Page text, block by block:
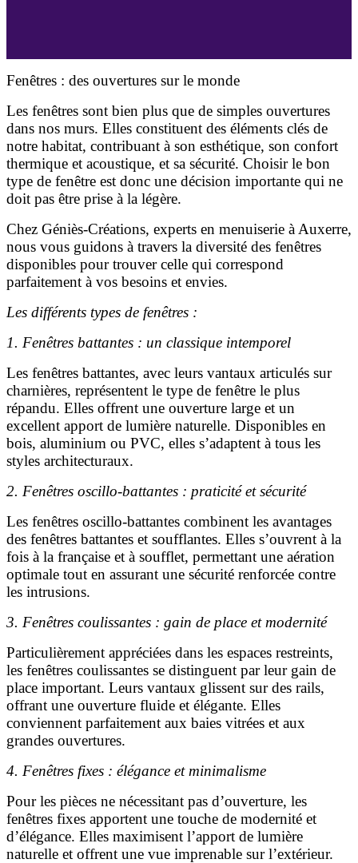
Fenêtres : des ouvertures sur le monde
Les fenêtres sont bien plus que de simples ouvertures
dans nos murs. Elles constituent des éléments clés de
notre habitat, contribuant à son esthétique, son confort
thermique et acoustique, et sa sécurité. Choisir le bon
type de fenêtre est donc une décision importante qui ne
doit pas être prise à la légère.
Chez Géniès-Créations, experts en menuiserie à Auxerre,
nous vous guidons à travers la diversité des fenêtres
disponibles pour trouver celle qui correspond
parfaitement à vos besoins et envies.
Les différents types de fenêtres :
1. Fenêtres battantes : un classique intemporel
Les fenêtres battantes, avec leurs vantaux articulés sur
charnières, représentent le type de fenêtre le plus
répandu. Elles offrent une ouverture large et un
excellent apport de lumière naturelle. Disponibles en
bois, aluminium ou PVC, elles s’adaptent à tous les
styles architecturaux.
2. Fenêtres oscillo-battantes : praticité et sécurité
Les fenêtres oscillo-battantes combinent les avantages
des fenêtres battantes et soufflantes. Elles s’ouvrent à la
fois à la française et à soufflet, permettant une aération
optimale tout en assurant une sécurité renforcée contre
les intrusions.
3. Fenêtres coulissantes : gain de place et modernité
Particulièrement appréciées dans les espaces restreints,
les fenêtres coulissantes se distinguent par leur gain de
place important. Leurs vantaux glissent sur des rails,
offrant une ouverture fluide et élégante. Elles
conviennent parfaitement aux baies vitrées et aux
grandes ouvertures.
4. Fenêtres fixes : élégance et minimalisme
Pour les pièces ne nécessitant pas d’ouverture, les
fenêtres fixes apportent une touche de modernité et
d’élégance. Elles maximisent l’apport de lumière
naturelle et offrent une vue imprenable sur l’extérieur.